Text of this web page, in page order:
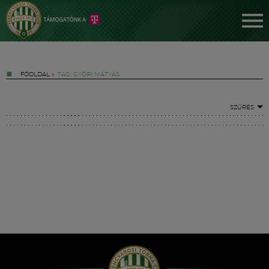
FŐOLDAL » TAG: GYŐRI MÁTYÁS
SZŰRÉS
Hírek